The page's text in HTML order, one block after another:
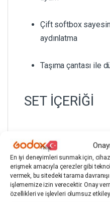
En iyi deneyimleri sunmak için,
erişmek amacıyla çerezler gibi
vermek, bu sitedeki tarama
işlememize izin verecektir. Onay
özellikleri ve işlevleri olumsuz
Çift softbox
aydınlatma
Taşıma çantası ile
SET İÇERİĞİ
2 adetGDX 50×70
2 adetGDX Işık